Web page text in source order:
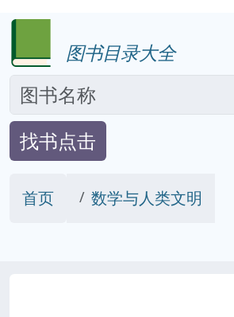
图书目录大全
找书点击
首页 数学与人类文明